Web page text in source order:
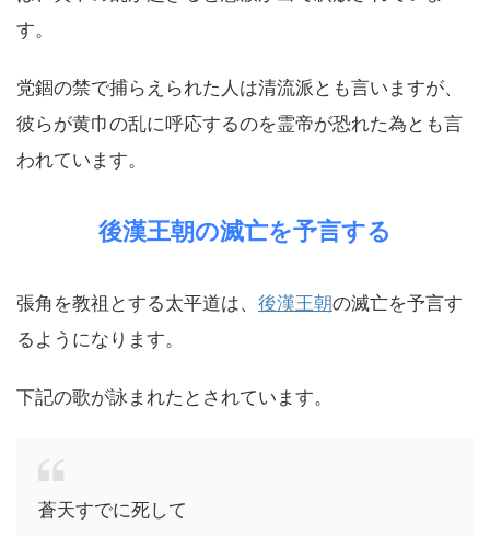
す。
党錮の禁で捕らえられた人は清流派とも言いますが、
彼らが黄巾の乱に呼応するのを霊帝が恐れた為とも言
われています。
後漢王朝の滅亡を予言する
張角を教祖とする太平道は、 後漢王朝の滅亡を予言す
るようになります。
下記の歌が詠まれたとされています。
蒼天すでに死して